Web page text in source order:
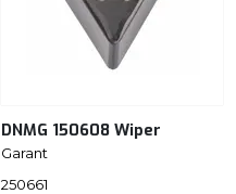
DNMG 150608 Wiper
Garant
250661